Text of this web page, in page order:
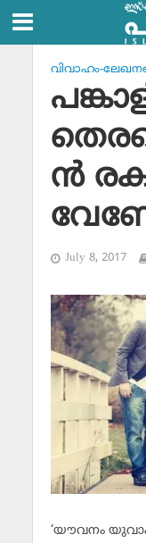
വിവാഹം-
ന്‍
July 8, 2017
‘യൗവനം